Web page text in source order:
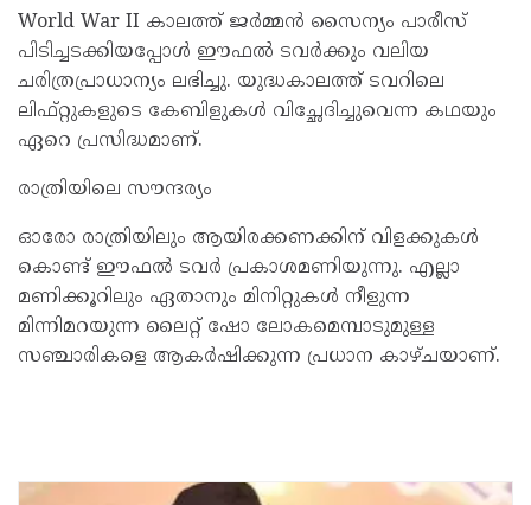
World War II കാലത്ത് ജർമ്മൻ സൈന്യം പാരീസ്
പിടിച്ചടക്കിയപ്പോൾ ഈഫൽ ടവർക്കും വലിയ
ചരിത്രപ്രാധാന്യം ലഭിച്ചു. യുദ്ധകാലത്ത് ടവറിലെ
ലിഫ്റ്റുകളുടെ കേബിളുകൾ വിച്ഛേദിച്ചുവെന്ന കഥയും
ഏറെ പ്രസിദ്ധമാണ്.
രാത്രിയിലെ സൗന്ദര്യം
ഓരോ രാത്രിയിലും ആയിരക്കണക്കിന് വിളക്കുകൾ
കൊണ്ട് ഈഫൽ ടവർ പ്രകാശമണിയുന്നു. എല്ലാ
മണിക്കൂറിലും ഏതാനും മിനിറ്റുകൾ നീളുന്ന
മിന്നിമറയുന്ന ലൈറ്റ് ഷോ ലോകമെമ്പാടുമുള്ള
സഞ്ചാരികളെ ആകർഷിക്കുന്ന പ്രധാന കാഴ്ചയാണ്.